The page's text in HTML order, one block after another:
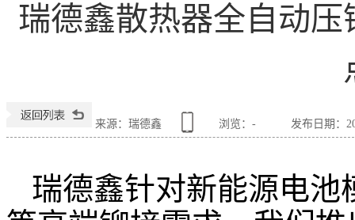
瑞德鑫散热器全自动
来源：瑞德鑫 浏览： - 发布日期：
瑞德鑫针对新能源电池